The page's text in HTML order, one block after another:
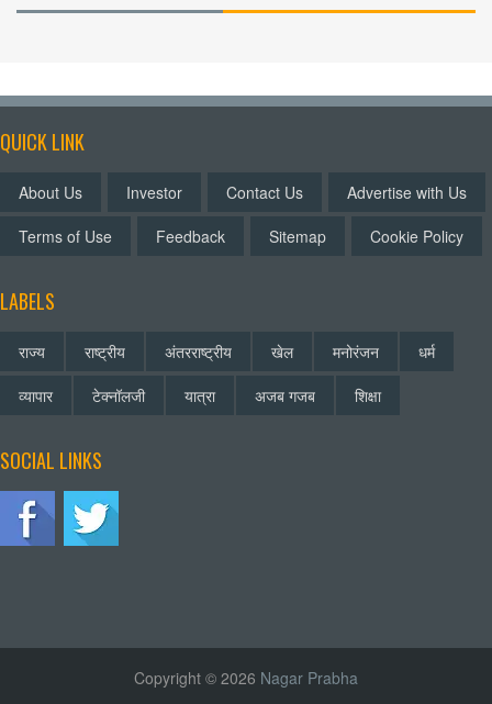
QUICK LINK
About Us Investor Contact Us
Advertise with Us
Terms of Use
Feedback Sitemap Cookie Policy
LABELS
राज्य राष्ट्रीय अंतरराष्ट्रीय खेल मनोरंजन
धर्म
व्यापार
टेक्नॉलजी यात्रा अजब गजब शिक्षा
SOCIAL LINKS
Copyright © 2026 Nagar Prabha